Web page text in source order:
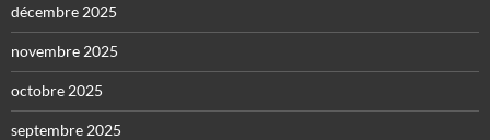
décembre 2025
novembre 2025
octobre 2025
septembre 2025